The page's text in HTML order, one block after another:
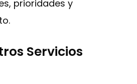
prioridades y
Servicios